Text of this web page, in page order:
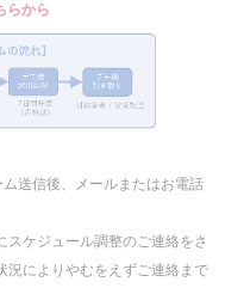
らから
ム送信後、メールまたはお電話
スケジュール調整のご連絡をさ
況によりやむをえずご連絡まで